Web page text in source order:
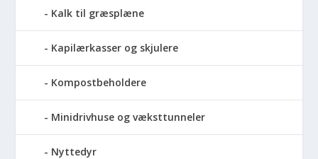
Kalk til græsplæne
Kapilærkasser og skjulere
Kompostbeholdere
Minidrivhuse og væksttunneler
Nyttedyr